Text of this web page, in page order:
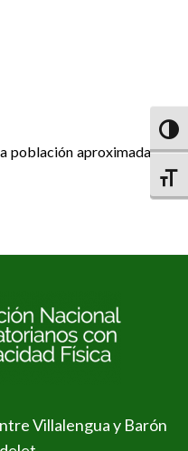
población aproximada de
Villalengua y Barón